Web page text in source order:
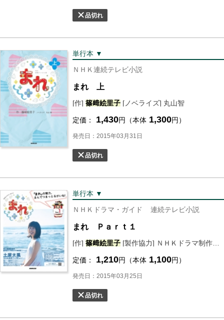
品切れ
単行本 ▼
ＮＨＫ連続テレビ小説
まれ 上
[作] 篠﨑絵里子 [ノベライズ] 丸山智
定価： 1,430円（本体 1,300円）
発売日：2015年03月31日
品切れ
単行本 ▼
ＮＨＫドラマ・ガイド
連続テレビ小説
まれ Ｐａｒｔ１
[作] 篠﨑絵里子 [製作協力] ＮＨＫドラマ制作班 [編] ＮＨＫ出版
定価： 1,210円（本体 1,100円）
発売日：2015年03月25日
品切れ